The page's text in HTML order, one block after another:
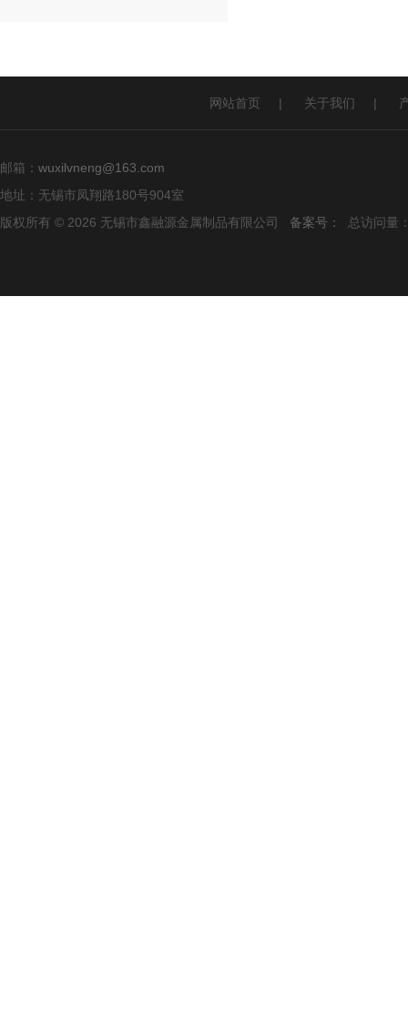
网站首页 | 关于我们 |
邮箱： wuxilvneng@163.com
地址：无锡市凤翔路180号904室
版权所有 © 2026 无锡市鑫融源金属制品有限公司 备案号： 总访问量